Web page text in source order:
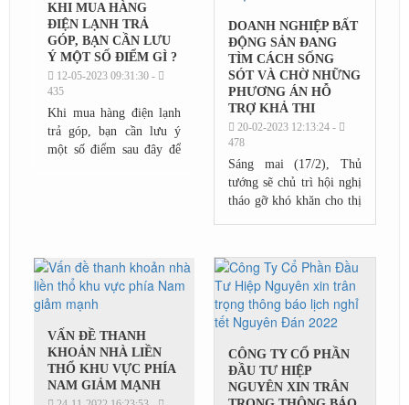
KHI MUA HÀNG
ĐIỆN LẠNH TRẢ
GÓP, BẠN CẦN LƯU
Ý MỘT SỐ ĐIỂM GÌ ?
12-05-2023 09:31:30 -
435
Khi mua hàng điện lạnh
trả góp, bạn cần lưu ý
một số điểm sau đây để
DOANH NGHIỆP BẤT
ĐỘNG SẢN ĐANG
TÌM CÁCH SỐNG
SÓT VÀ CHỜ NHỮNG
PHƯƠNG ÁN HỖ
TRỢ KHẢ THI
20-02-2023 12:13:24 -
478
Sáng mai (17/2), Thủ
tướng sẽ chủ trì hội nghị
tháo gỡ khó khăn cho thị
sự tham gia của nhiều
địa...
VẤN ĐỀ THANH
KHOẢN NHÀ LIỀN
THỔ KHU VỰC PHÍA
NAM GIẢM MẠNH
CÔNG TY CỔ PHẦN
ĐẦU TƯ HIỆP
NGUYÊN XIN TRÂN